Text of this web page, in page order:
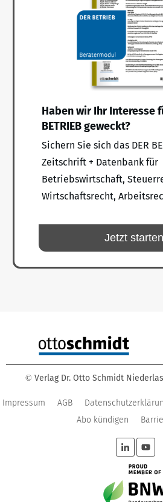
Haben wir Ihr Interesse
BETRIEB geweckt?
Sichern Sie sich das DER
Zeitschrift + Datenbank für
Betriebswirtschaft,
Wirtschaftsrecht,
Jetzt
© Verlag Dr. Otto Schmidt
Impressum AGB
Abo kündigen